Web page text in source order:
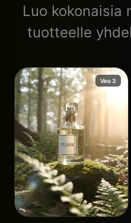
Luo kokonaisia
tuotteelle
Veo 3